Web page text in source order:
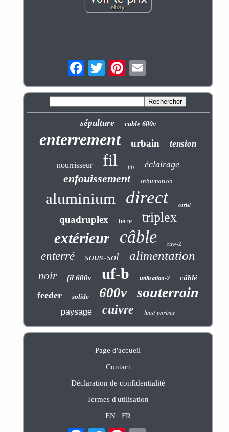
sépulture cable 600v
enterrement urbain tension
nourrisseur fil fils éclairage
enfouissement inhumation
aluminium direct curiel
quadruplex terre triplex
extérieur câble rhw-2
enterré sous-sol alimentation
noir fil 600v uf-b utilisation-2 câblé
feeder solide 600v souterrain
paysage cuivre haut-parleur
Page d'accueil
Contact
Déclaration de confidentialité
Termes d'utilisation
EN
FR